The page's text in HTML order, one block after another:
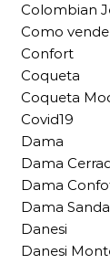
Colombian
Como
Confort
Coqueta
Coqueta
Covid19
Dama
Dama
Dama
Dama
Danesi
Danesi